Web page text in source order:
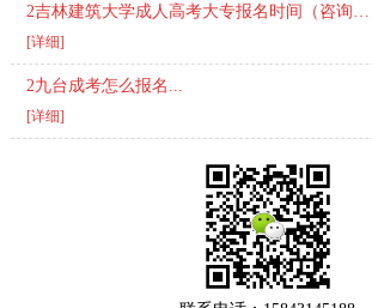
2吉林建筑大学成人高考大专报名时间（咨询）...
[详细]
2九台成考怎么报名...
[详细]